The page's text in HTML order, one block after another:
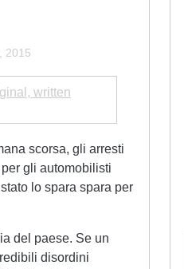
2015
written
scorsa, gli arresti
gli automobilisti
lo spara spara per
del paese. Se un
disordini